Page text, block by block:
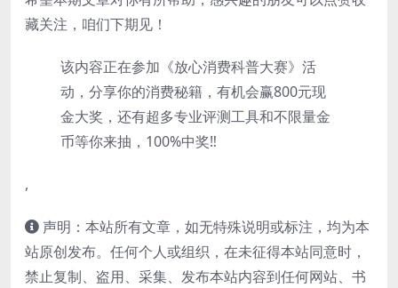
藏关注，咱们下期见！
该内容正在参加《放心消费科普大赛》活
动，分享你的消费秘籍，有机会赢800元现
金大奖，还有超多专业评测工具和不限量金
币等你来抽，100%中奖‼️
,
声明：本站所有文章，如无特殊说明或标注，均为本
站原创发布。任何个人或组织，在未征得本站同意时，
禁止复制、盗用、采集、发布本站内容到任何网站、书